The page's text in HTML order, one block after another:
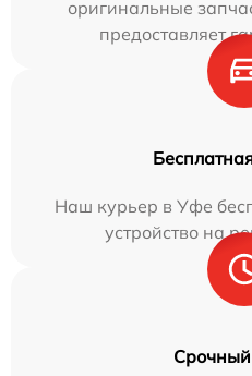
оригинальные
предоставляет
Наш курьер в Уфе
устройство на